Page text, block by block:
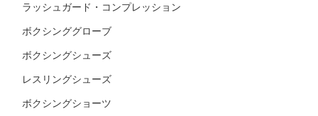
ラッシュガード・コンプレッション
ボクシンググローブ
ボクシングシューズ
レスリングシューズ
ボクシングショーツ